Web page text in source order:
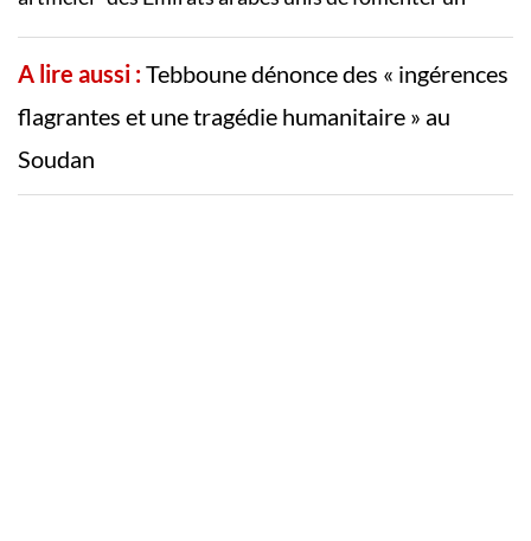
A lire aussi :Tebboune dénonce des « ingérences
flagrantes et une tragédie humanitaire » au
Soudan